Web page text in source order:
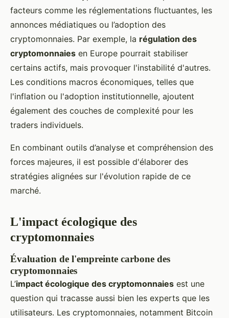
facteurs comme les réglementations fluctuantes, les
annonces médiatiques ou l’adoption des
cryptomonnaies. Par exemple, la régulation des
cryptomonnaies en Europe pourrait stabiliser
certains actifs, mais provoquer l'instabilité d'autres.
Les conditions macros économiques, telles que
l'inflation ou l'adoption institutionnelle, ajoutent
également des couches de complexité pour les
traders individuels.
En combinant outils d’analyse et compréhension des
forces majeures, il est possible d'élaborer des
stratégies alignées sur l'évolution rapide de ce
marché.
L'impact écologique des
cryptomonnaies
Évaluation de l'empreinte carbone des
cryptomonnaies
L’impact écologique des cryptomonnaies est une
question qui tracasse aussi bien les experts que les
utilisateurs. Les cryptomonnaies, notamment Bitcoin